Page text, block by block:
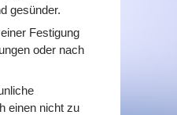
gesünder.
Festigung
oder nach
einen nicht zu